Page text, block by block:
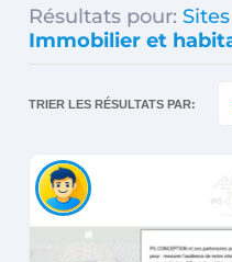
Résultats pour:
Immobilier et
TRIER LES RÉSULTATS PAR: